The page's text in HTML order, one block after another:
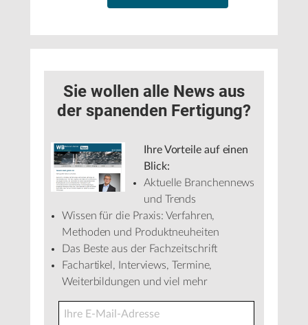
Sie wollen alle News aus
der spanenden Fertigung?
Ihre Vorteile auf einen
Blick:
Aktuelle Branchennews
und Trends
Wissen für die Praxis: Verfahren,
Methoden und Produktneuheiten
Das Beste aus der Fachzeitschrift
Fachartikel, Interviews, Termine,
Weiterbildungen und viel mehr